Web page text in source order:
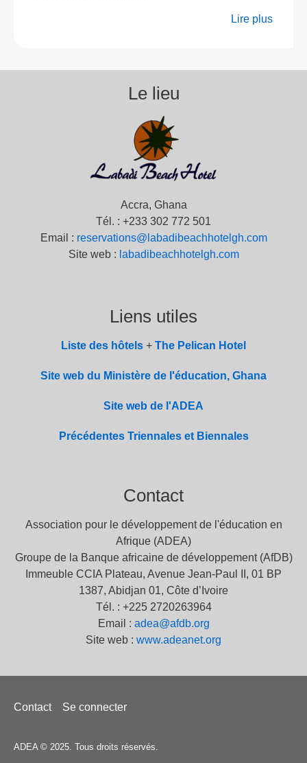
Lire plus
Le lieu
Accra, Ghana
Tél. : +233 302 772 501
Email : reservations@labadibeachhotelgh.com
Site web : labadibeachhotelgh.com
Liens utiles
Liste des hôtels + The Pelican Hotel
Site web du Ministère de l'éducation, Ghana
Site web de l'ADEA
Précédentes Triennales et Biennales
Contact
Association pour le développement de l'éducation en
Afrique (ADEA)
Groupe de la Banque africaine de développement (AfDB)
Immeuble CCIA Plateau, Avenue Jean-Paul II, 01 BP
1387, Abidjan 01, Côte d’Ivoire
Tél. : +225 2720263964
Email : adea@afdb.org
Site web : www.adeanet.org
Menu
de
Contact Se connecter
ADEA © 2025. Tous droits réservés.